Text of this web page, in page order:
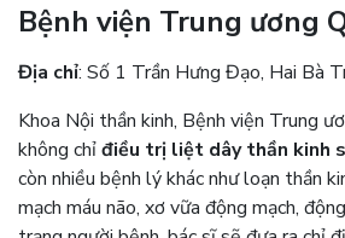
Bệnh viện Trung ương
Địa chỉ: Số 1 Trần Hưng Đạo, Hai Bà
Khoa Nội thần kinh, Bệnh viện Trung
không chỉđiều trị liệt dây thần kinh
còn nhiều bệnh lý khác như loạn thần
mạch máu não, xơ vữa động mạch,